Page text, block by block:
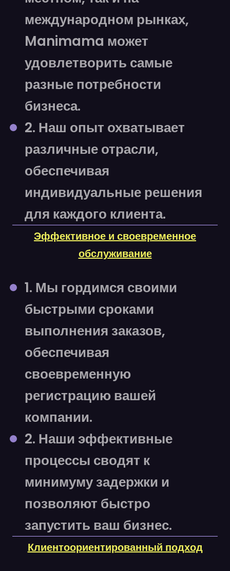
международном рынках,
Manimama может
удовлетворить самые
разные потребности
бизнеса.
2. Наш опыт охватывает
различные отрасли,
обеспечивая
индивидуальные решения
для каждого клиента.
Эффективное и своевременное
обслуживание
1. Мы гордимся своими
быстрыми сроками
выполнения заказов,
обеспечивая
своевременную
регистрацию вашей
компании.
2. Наши эффективные
процессы сводят к
минимуму задержки и
позволяют быстро
запустить ваш бизнес.
Клиентоориентированный подход